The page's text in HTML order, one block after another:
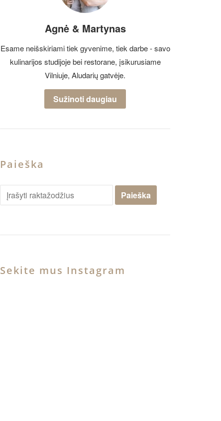
Agnė & Martynas
Esame neišskiriami tiek gyvenime, tiek darbe - savo
kulinarijos studijoje bei restorane, įsikurusiame
Vilniuje, Aludarių gatvėje.
Sužinoti daugiau
Paieška
Sekite mus Instagram